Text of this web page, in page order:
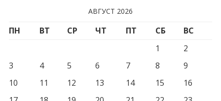
АВГУСТ 2026
ПН ВТ СР ЧТ ПТ СБ
ВС
1
2
3
4 5 6 7 8
9
10
11 12 13 14 15
16